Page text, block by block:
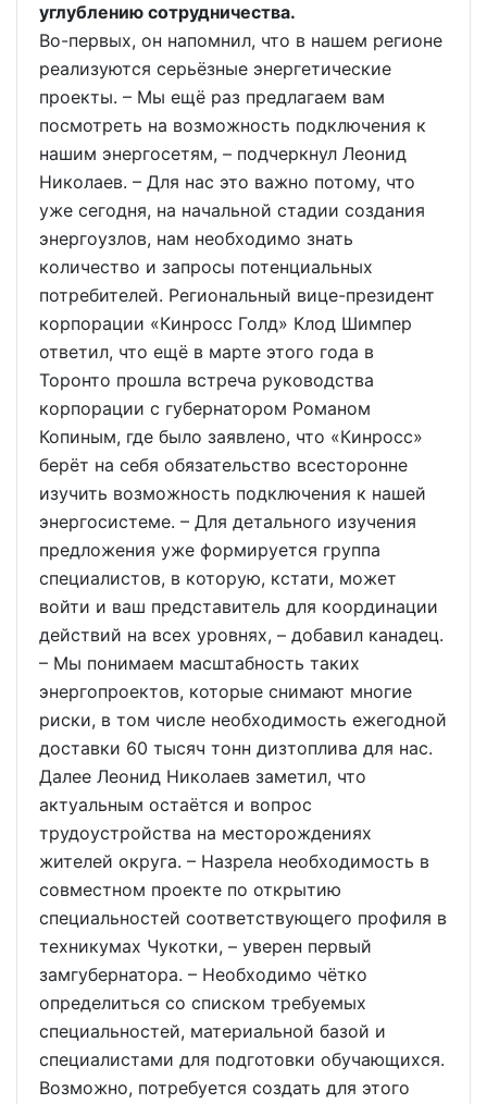
углублению сотрудничества.
Во-первых, он напомнил, что в нашем регионе
реализуются серьёзные энергетические
проекты. – Мы ещё раз предлагаем вам
посмотреть на возможность подключения к
нашим энергосетям, – подчеркнул Леонид
Николаев. – Для нас это важно потому, что
уже сегодня, на начальной стадии создания
энергоузлов, нам необходимо знать
количество и запросы потенциальных
потребителей. Региональный вице-президент
корпорации «Кинросс Голд» Клод Шимпер
ответил, что ещё в марте этого года в
Торонто прошла встреча руководства
корпорации с губернатором Романом
Копиным, где было заявлено, что «Кинросс»
берёт на себя обязательство всесторонне
изучить возможность подключения к нашей
энергосистеме. – Для детального изучения
предложения уже формируется группа
специалистов, в которую, кстати, может
войти и ваш представитель для координации
действий на всех уровнях, – добавил канадец.
– Мы понимаем масштабность таких
энергопроектов, которые снимают многие
риски, в том числе необходимость ежегодной
доставки 60 тысяч тонн дизтоплива для нас.
Далее Леонид Николаев заметил, что
актуальным остаётся и вопрос
трудоустройства на месторождениях
жителей округа. – Назрела необходимость в
совместном проекте по открытию
специальностей соответствующего профиля в
техникумах Чукотки, – уверен первый
замгубернатора. – Необходимо чётко
определиться со списком требуемых
специальностей, материальной базой и
специалистами для подготовки обучающихся.
Возможно, потребуется создать для этого